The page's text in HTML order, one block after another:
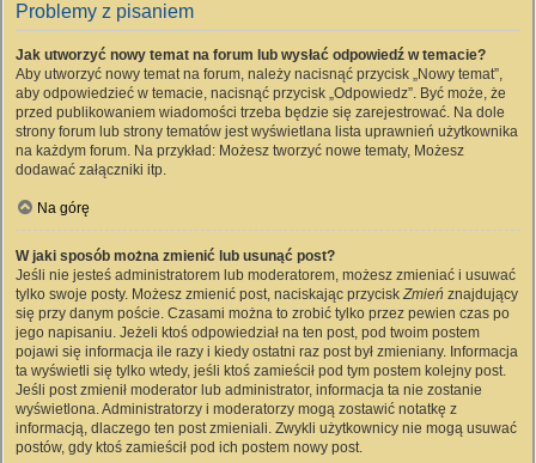
Problemy z pisaniem
Jak utworzyć nowy temat na forum lub wysłać odpowiedź w temacie?
Aby utworzyć nowy temat na forum, należy nacisnąć przycisk „Nowy temat”,
aby odpowiedzieć w temacie, nacisnąć przycisk „Odpowiedz”. Być może, że
przed publikowaniem wiadomości trzeba będzie się zarejestrować. Na dole
strony forum lub strony tematów jest wyświetlana lista uprawnień użytkownika
na każdym forum. Na przykład: Możesz tworzyć nowe tematy, Możesz
dodawać załączniki itp.
Na górę
W jaki sposób można zmienić lub usunąć post?
Jeśli nie jesteś administratorem lub moderatorem, możesz zmieniać i usuwać
tylko swoje posty. Możesz zmienić post, naciskając przyciskZmień znajdujący
się przy danym poście. Czasami można to zrobić tylko przez pewien czas po
jego napisaniu. Jeżeli ktoś odpowiedział na ten post, pod twoim postem
pojawi się informacja ile razy i kiedy ostatni raz post był zmieniany. Informacja
ta wyświetli się tylko wtedy, jeśli ktoś zamieścił pod tym postem kolejny post.
Jeśli post zmienił moderator lub administrator, informacja ta nie zostanie
wyświetlona. Administratorzy i moderatorzy mogą zostawić notatkę z
informacją, dlaczego ten post zmieniali. Zwykli użytkownicy nie mogą usuwać
postów, gdy ktoś zamieścił pod ich postem nowy post.